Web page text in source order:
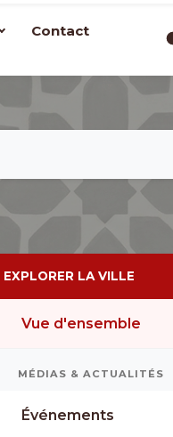
Contact
EXPLORER LA VILLE
Vue d'ensemble
MÉDIAS & ACTUALITÉS
Événements